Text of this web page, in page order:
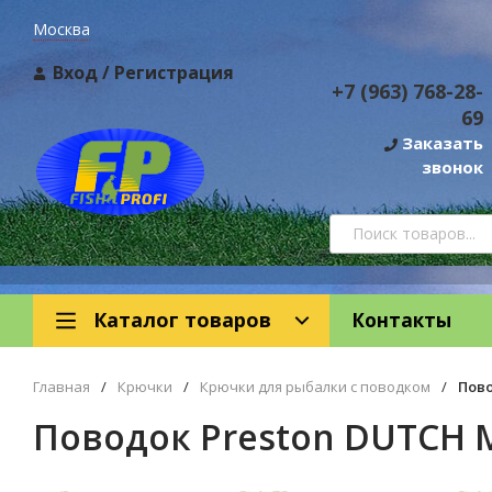
Москва
Вход/ Регистрация
+7 (963) 768-28-
69
Заказать
звонок
Каталог товаров Контакты
Главная / Крючки / Крючки для рыбалки с поводком /
Поводок Preston DUTCH